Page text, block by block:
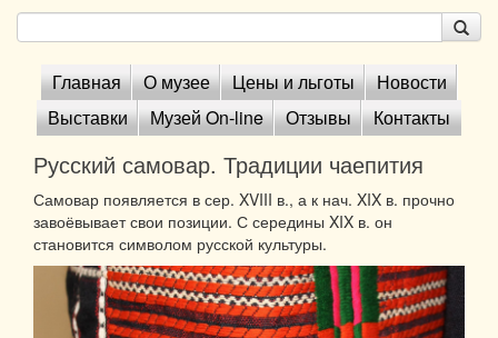
Главная О музее Цены и льготы
Новости
Выставки
Музей On-line Отзывы Контакты
Русский самовар. Традиции чаепития
Самовар появляется в сер. XVIII в., а к нач. XIX в. прочно
завоёвывает свои позиции. С середины XIX в. он
становится символом русской культуры.